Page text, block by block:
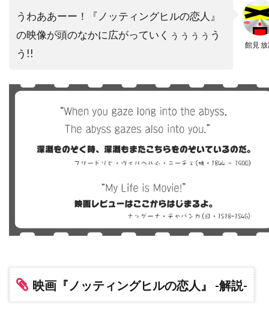
トニー・シャルーブ
トニー・ジャー
トニー・スコット
トニー・トーマス
トビン・ベル
トビー・エメリッヒ
トビー・ジョーンズ
トビー・マグワイア
トビー・レグボ
トマス・ワンダー
トマ・ソリヴェレ
トミー・ウィルコラ
トム・サイズモア
トム・サンダース
トム・シックス
トム・スケリット
トム・スターン
館見
うわああーー！『ノッティングヒルの恋人』
の映像が頭のなかに広がっていくぅぅぅぅう
う!!
映画『ノッティングヒルの恋人』 -解説-